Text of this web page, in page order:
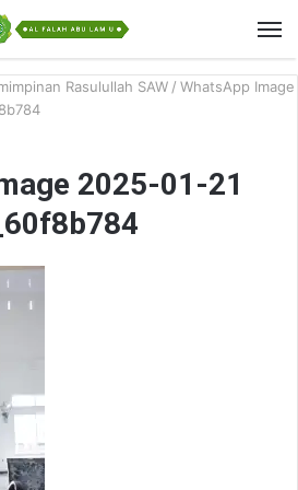
Rasulullah SAW / WhatsApp Image
2025-01-21